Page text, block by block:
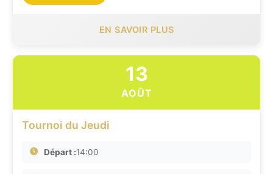
EN SAVOIR PLUS
13
AOÛT
Tournoi du Jeudi
Départ :14:00